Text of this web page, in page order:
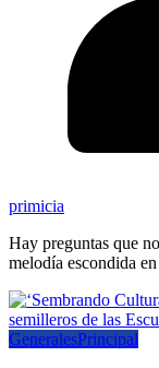
primicia
Hay preguntas que
melodía escondida
GeneralesPrincipal